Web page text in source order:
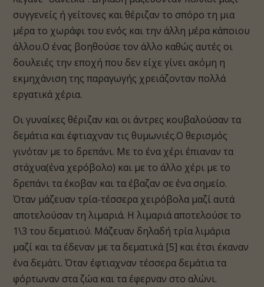
συγγενείς ή γείτονες και θέριζαν το σπόρο τη μια
μέρα το χωράφι του ενός και την άλλη μέρα κάποιου
άλλου.Ο ένας βοηθούσε τον άλλο καθώς αυτές οι
δουλειές την εποχή που δεν είχε γίνει ακόμη η
εκμηχάνιση της παραγωγής χρειάζονταν πολλά
εργατικά χέρια.
Οι γυναίκες θέριζαν και οι άντρες κουβαλούσαν τα
δεμάτια και έφτιαχναν τις θυμωνιές.Ο θερισμός
γινόταν με το δρεπάνι. Με το ένα χέρι έπιαναν τα
στάχυα(ένα χερόβολο) και με το άλλο χέρι με το
δρεπάνι τα έκοβαν και τα έβαζαν σε ένα σημείο.
Όταν μάζευαν τρία-τέσσερα χειρόβολα μαζί αυτά
αποτελούσαν τη λιμαριά. Η λιμαριά αποτελούσε το
1\3 του δεματιού. Μάζευαν δηλαδή τρία λιμάρια
μαζί και τα έδεναν με τα δεματικά [5] και έτσι έκαναν
ένα δεμάτι. Όταν έφτιαχναν τέσσερα δεμάτια τα
φόρτωναν στα ζώα και τα έφερναν στο αλώνι.